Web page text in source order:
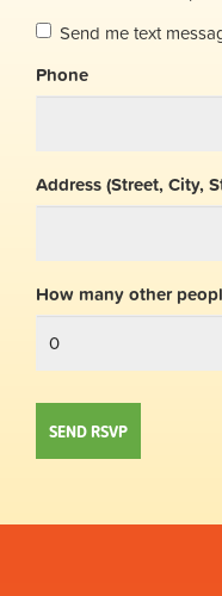
Send me text
Phone
Address (Street, City,
How many other